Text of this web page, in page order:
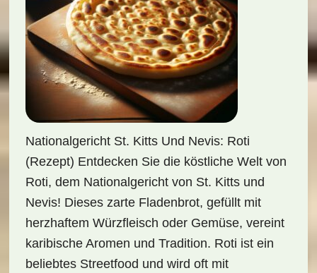
Nationalgericht St. Kitts Und Nevis: Roti
(Rezept) Entdecken Sie die köstliche Welt von
Roti, dem Nationalgericht von St. Kitts und
Nevis! Dieses zarte Fladenbrot, gefüllt mit
herzhaftem Würzfleisch oder Gemüse, vereint
karibische Aromen und Tradition. Roti ist ein
beliebtes Streetfood und wird oft mit